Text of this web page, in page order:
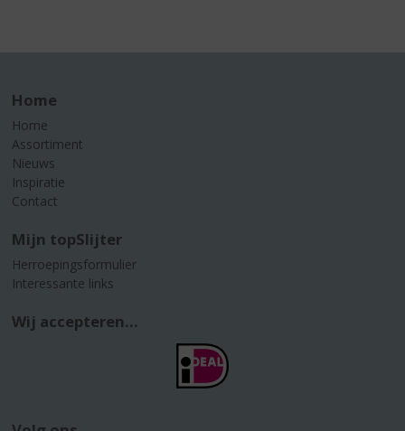
Home
Home
Assortiment
Nieuws
Inspiratie
Contact
Mijn topSlijter
Herroepingsformulier
Interessante links
Wij accepteren...